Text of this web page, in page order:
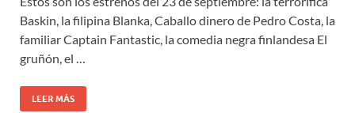
Baskin, la filipina Blanka, Caballo dinero de Pedro Costa, la
familiar Captain Fantastic, la comedia negra finlandesa El
gruñón, el …
LEER MÁS